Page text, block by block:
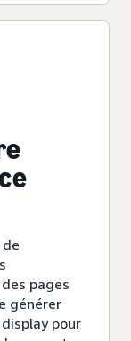
pages
générer
pour